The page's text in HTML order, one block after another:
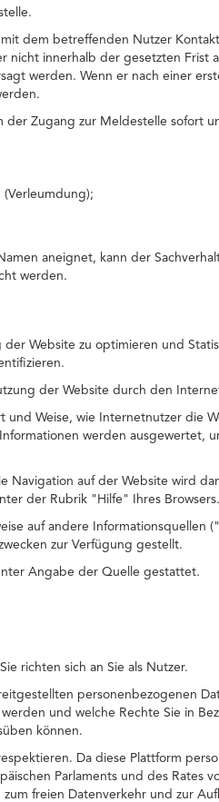
dem betreffenden Nutzer
nicht innerhalb der gesetzten Frist
werden. Wenn er nach einer
Zugang zur Meldestelle sofort
aneignet, kann der
werden.
Website zu optimieren und
der Website durch den
Weise, wie Internetnutzer die
werden ausgewertet,
Navigation auf der Website wird
der Rubrik "Hilfe" Ihres
auf andere Informationsquellen
zur Verfügung gestellt.
Angabe der Quelle gestattet.
richten sich an Sie als Nutzer.
personenbezogenen
und welche Rechte Sie in
können.
Da diese Plattform
Parlaments und des Rates
freien Datenverkehr und zur